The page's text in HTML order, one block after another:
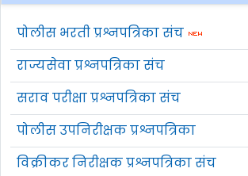
पोलीस भरती प्रश्नपत्रिका संच
राज्यसेवा प्रश्नपत्रिका संच
सराव परीक्षा प्रश्नपत्रिका संच
पोलीस उपनिरीक्षक प्रश्नपत्रिका
विक्रीकर निरीक्षक प्रश्नपत्रिका संच